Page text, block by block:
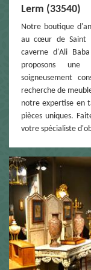
Lerm (33540)
Notre boutique
au cœur de Saint
caverne d'Ali
proposons une
soigneusement
recherche de
notre expertise en
pièces uniques.
votre spécialiste